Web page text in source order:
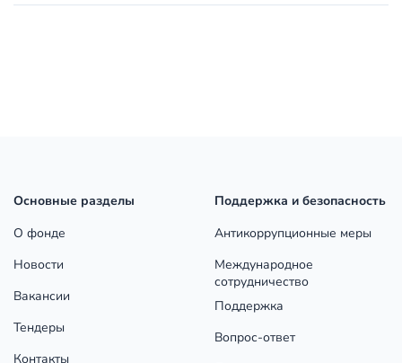
Основные разделы
О фонде
Новости
Вакансии
Тендеры
Контакты
Поддержка и безопасность
Антикоррупционные меры
Международное
сотрудничество
Поддержка
Вопрос-ответ